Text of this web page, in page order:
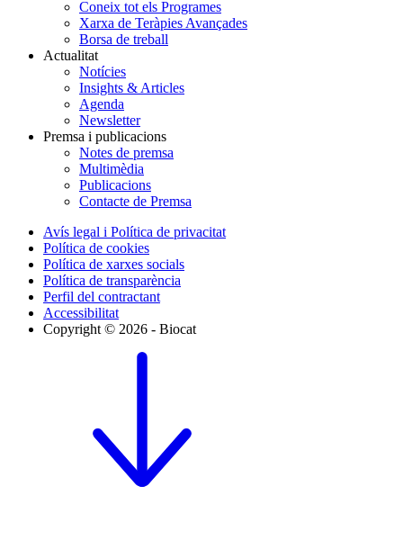
Coneix tot els Programes
Xarxa de Teràpies Avançades
Borsa de treball
Actualitat
Notícies
Insights & Articles
Agenda
Newsletter
Premsa i publicacions
Notes de premsa
Multimèdia
Publicacions
Contacte de Premsa
Avís legal i Política de privacitat
Política de cookies
Política de xarxes socials
Política de transparència
Perfil del contractant
Accessibilitat
Copyright © 2026 - Biocat